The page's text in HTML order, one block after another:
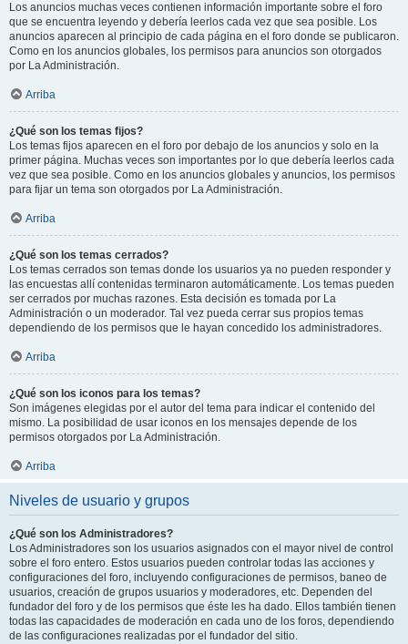
Los anuncios muchas veces contienen información importante sobre el foro
que se encuentra leyendo y debería leerlos cada vez que sea posible. Los
anuncios aparecen al principio de cada página en el foro donde se publicaron.
Como en los anuncios globales, los permisos para anuncios son otorgados
por La Administración.
Arriba
¿Qué son los temas fijos?
Los temas fijos aparecen en el foro por debajo de los anuncios y solo en la
primer página. Muchas veces son importantes por lo que debería leerlos cada
vez que sea posible. Como en los anuncios globales y anuncios, los permisos
para fijar un tema son otorgados por La Administración.
Arriba
¿Qué son los temas cerrados?
Los temas cerrados son temas donde los usuarios ya no pueden responder y
las encuestas allí contenidas terminaron automáticamente. Los temas pueden
ser cerrados por muchas razones. Esta decisión es tomada por La
Administración o un moderador. Tal vez pueda cerrar sus propios temas
dependiendo de los permisos que le hayan concedido los administradores.
Arriba
¿Qué son los iconos para los temas?
Son imágenes elegidas por el autor del tema para indicar el contenido del
mismo. La posibilidad de usar iconos en los mensajes depende de los
permisos otorgados por La Administración.
Arriba
Niveles de usuario y grupos
¿Qué son los Administradores?
Los Administradores son los usuarios asignados con el mayor nivel de control
sobre el foro entero. Estos usuarios pueden controlar todas las acciones y
configuraciones del foro, incluyendo configuraciones de permisos, baneo de
usuarios, creación de grupos usuarios y moderadores, etc. Dependen del
fundador del foro y de los permisos que éste les ha dado. Ellos también tienen
todas las capacidades de moderación en cada uno de los foros, dependiendo
de las configuraciones realizadas por el fundador del sitio.